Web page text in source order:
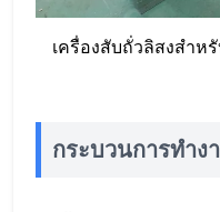
เครื่องสับถั่วลิสงสำห
กระบวนการทำง